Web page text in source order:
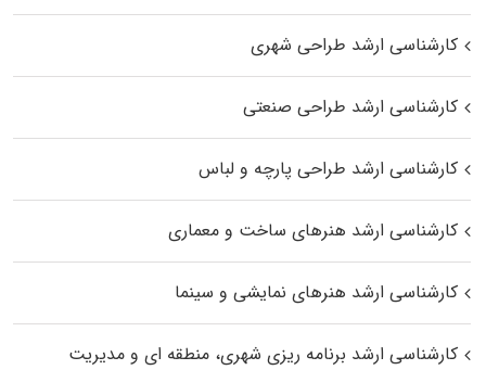
کارشناسی ارشد طراحی شهری
کارشناسی ارشد طراحی صنعتی
کارشناسی ارشد طراحی پارچه و لباس
کارشناسی ارشد هنرهای ساخت و معماری
کارشناسی ارشد هنرهای نمایشی و سینما
کارشناسی ارشد برنامه ریزی شهری، منطقه‌ ای و مدیریت